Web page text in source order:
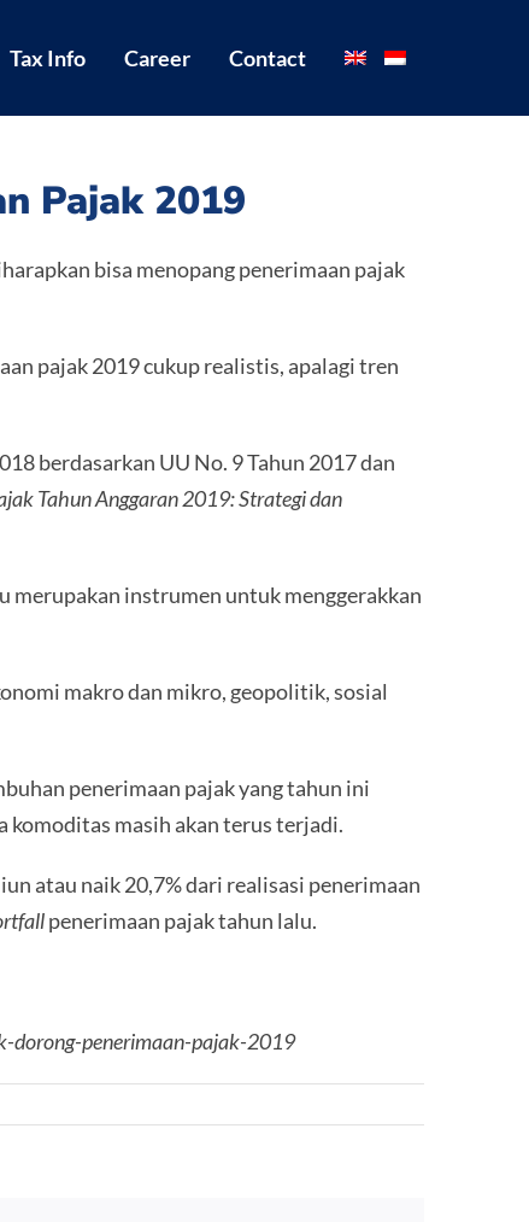
Tax Info Career Contact
Pajak 2019
bisa menopang penerimaan pajak
pajak 2019 cukup realistis, apalagi tren
berdasarkan UU No. 9 Tahun 2017 dan
Tahun Anggaran 2019: Strategi dan
merupakan instrumen untuk menggerakkan
makro dan mikro, geopolitik, sosial
penerimaan pajak yang tahun ini
komoditas masih akan terus terjadi.
atau naik 20,7% dari realisasi penerimaan
penerimaan pajak tahun lalu.
dorong-penerimaan-pajak-2019